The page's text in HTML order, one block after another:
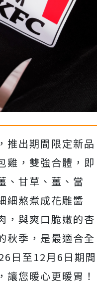
推出期間限定新品
雞，雙強合體，即
、甘草、薑、當
細熬煮成花雕醬
，與爽口脆嫩的杏
秋季，是最適合全
日至12月6日期間
您暖心更暖胃！